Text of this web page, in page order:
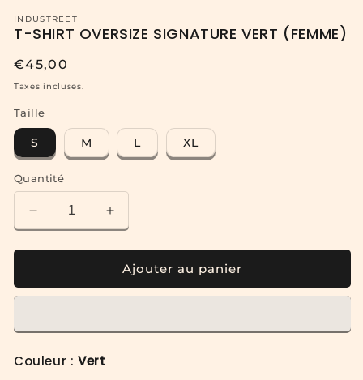
INDUSTREET
T-SHIRT OVERSIZE SIGNATURE VERT (FEMME)
Prix
habituel
€45,00
Taxes incluses.
Taille
S M L XL
Quantité
Réduire
la
quantité
T-
SIGNATURE
VERT
(FEMME)
Augmenter
la
quantité
de
T-
SIGNATURE
Ajouter au panier
Couleur : Vert